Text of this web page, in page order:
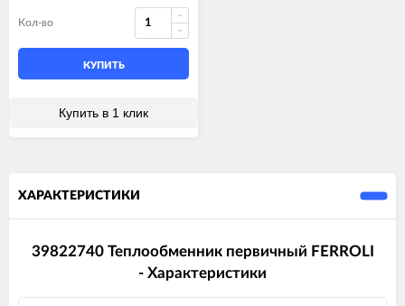
Кол-во
КУПИТЬ
Купить в 1 клик
ХАРАКТЕРИСТИКИ
39822740 Теплообменник первичный FERROLI
- Характеристики